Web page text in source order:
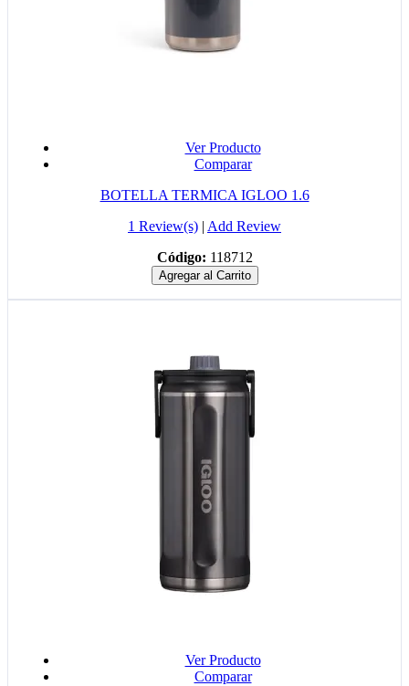
Ver Producto
Comparar
BOTELLA TERMICA IGLOO 1.6
1 Review(s) | Add Review
Código: 118712
Agregar al Carrito
Ver Producto
Comparar